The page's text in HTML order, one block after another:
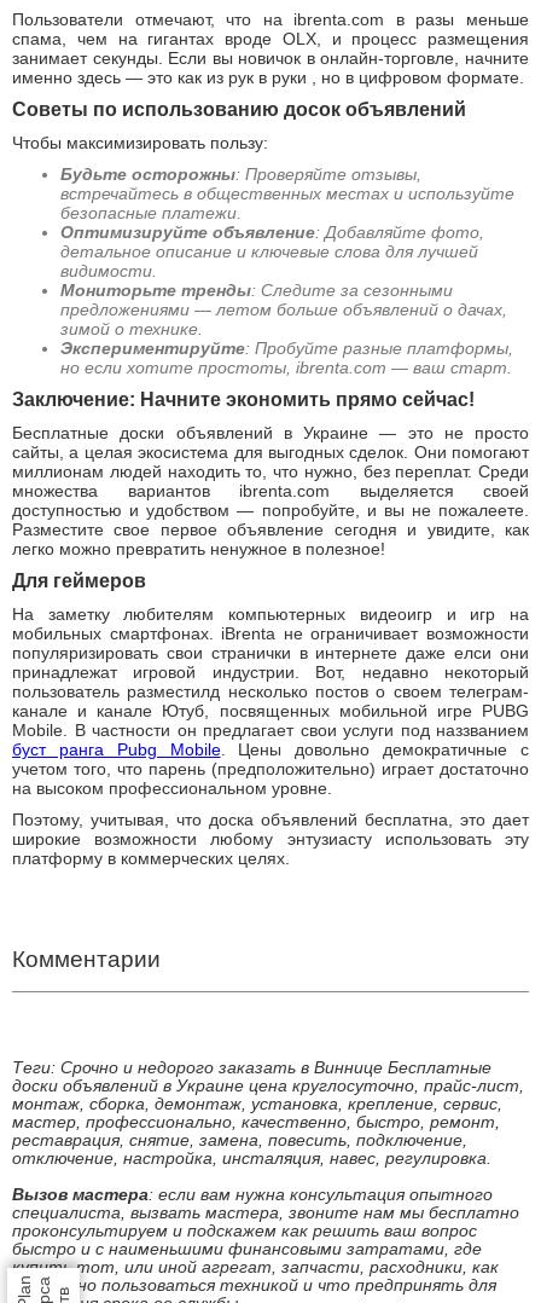
Пользователи отмечают, что на ibrenta.com в разы меньше
спама, чем на гигантах вроде OLX, и процесс размещения
занимает секунды. Если вы новичок в онлайн-торговле, начните
именно здесь — это как из рук в руки , но в цифровом формате.
Советы по использованию досок объявлений
Чтобы максимизировать пользу:
Будьте осторожны: Проверяйте отзывы,
встречайтесь в общественных местах и используйте
безопасные платежи.
Оптимизируйте объявление: Добавляйте фото,
детальное описание и ключевые слова для лучшей
видимости.
Мониторьте тренды: Следите за сезонными
предложениями — летом больше объявлений о дачах,
зимой о технике.
Экспериментируйте: Пробуйте разные платформы,
но если хотите простоты, ibrenta.com — ваш старт.
Заключение: Начните экономить прямо сейчас!
Бесплатные доски объявлений в Украине — это не просто
сайты, а целая экосистема для выгодных сделок. Они помогают
миллионам людей находить то, что нужно, без переплат. Среди
множества вариантов ibrenta.com выделяется своей
доступностью и удобством — попробуйте, и вы не пожалеете.
Разместите свое первое объявление сегодня и увидите, как
легко можно превратить ненужное в полезное!
Для геймеров
На заметку любителям компьютерных видеоигр и игр на
мобильных смартфонах. iBrenta не ограничивает возможности
популяризировать свои странички в интернете даже елси они
принадлежат игровой индустрии. Вот, недавно некоторый
пользователь разместилд несколько постов о своем телеграм-
канале и канале Ютуб, посвященных мобильной игре PUBG
Mobile. В частности он предлагает свои услуги под наззванием
буст ранга Pubg Mobile. Цены довольно демократичные с
учетом того, что парень (предположительно) играет достаточно
на высоком профессиональном уровне.
Поэтому, учитывая, что доска объявлений бесплатна, это дает
широкие возможности любому энтузиасту использовать эту
платформу в коммерческих целях.
Комментарии
Теги: Срочно и недорого заказать в Виннице Бесплатные
доски объявлений в Украине цена круглосуточно, прайс-лист,
монтаж, сборка, демонтаж, установка, крепление, сервис,
мастер, профессионально, качественно, быстро, ремонт,
реставрация, снятие, замена, повесить, подключение,
отключение, настройка, инсталяция, навес, регулировка.
Вызов мастера: если вам нужна консультация опытного
специалиста, вызвать мастера, звоните нам мы бесплатно
проконсультируем и подскажем как решить ваш вопрос
быстро и с наименьшими финансовыми затратами, где
купить тот, или иной агрегат, запчасти, расходники, как
безопасно пользоваться техникой и что предпринять для